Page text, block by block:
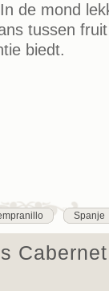
de mond
tussen
biedt.
Spanje